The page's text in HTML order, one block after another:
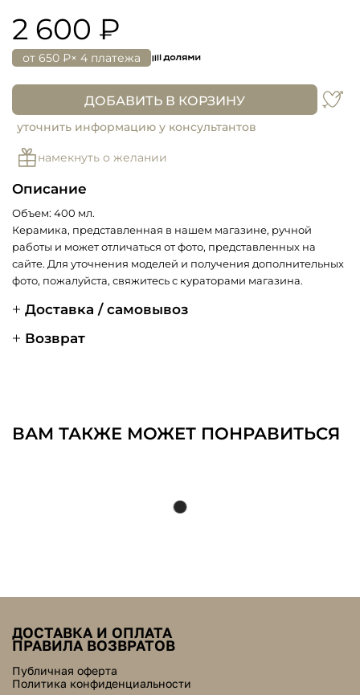
2 600 ₽
от 650 ₽× 4 платежа
ДОБАВИТЬ В КОРЗИНУ
уточнить информацию у консультантов
намекнуть о желании
Описание
Объем: 400 мл.
Керамика, представленная в нашем магазине, ручной
работы и может отличаться от фото, представленных на
сайте. Для уточнения моделей и получения дополнительных
фото, пожалуйста, свяжитесь с кураторами магазина.
Доставка / самовывоз
Возврат
ВАМ ТАКЖЕ МОЖЕТ ПОНРАВИТЬСЯ
ДОСТАВКА И ОПЛАТА
ПРАВИЛА ВОЗВРАТОВ
Публичная оферта
Политика конфиденциальности